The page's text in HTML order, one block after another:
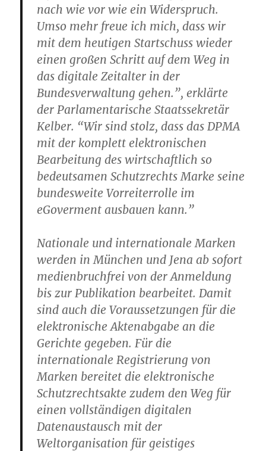
nach wie vor wie ein Widerspruch.
Umso mehr freue ich mich, dass wir
mit dem heutigen Startschuss wieder
einen großen Schritt auf dem Weg in
das digitale Zeitalter in der
Bundesverwaltung gehen.”, erklärte
der Parlamentarische Staatssekretär
Kelber. “Wir sind stolz, dass das DPMA
mit der komplett elektronischen
Bearbeitung des wirtschaftlich so
bedeutsamen Schutzrechts Marke seine
bundesweite Vorreiterrolle im
eGoverment ausbauen kann.”
Nationale und internationale Marken
werden in München und Jena ab sofort
medienbruchfrei von der Anmeldung
bis zur Publikation bearbeitet. Damit
sind auch die Voraussetzungen für die
elektronische Aktenabgabe an die
Gerichte gegeben. Für die
internationale Registrierung von
Marken bereitet die elektronische
Schutzrechtsakte zudem den Weg für
einen vollständigen digitalen
Datenaustausch mit der
Weltorganisation für geistiges